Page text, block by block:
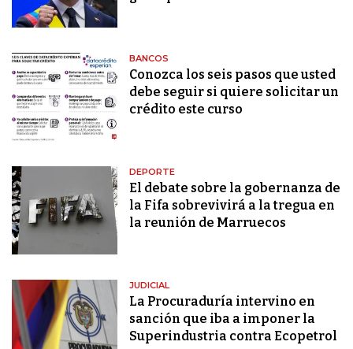
BANCOS
Conozca los seis pasos que usted
debe seguir si quiere solicitar un
crédito este curso
DEPORTE
El debate sobre la gobernanza de
la Fifa sobrevivirá a la tregua en
la reunión de Marruecos
JUDICIAL
La Procuraduría intervino en
sanción que iba a imponer la
Superindustria contra Ecopetrol